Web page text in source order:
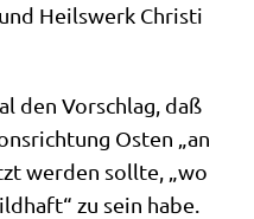
Heils­werk Chri­sti
den Vor­schlag, daß
Osten „an
wer­den soll­te, „wo
zu sein habe.